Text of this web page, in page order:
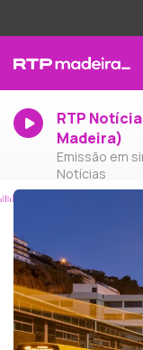
RTP
Madeira)
Emissão em
Notícias